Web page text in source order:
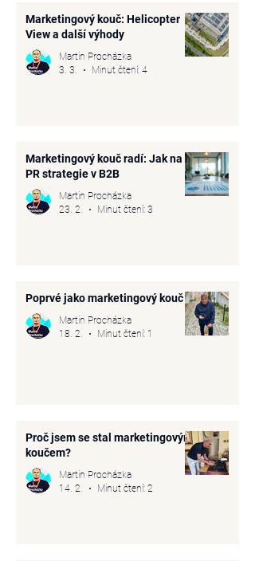
Marketingový kouč: Helicopter
View a další výhody
Martin Procházka
3. 3.
Minut čtení: 4
Marketingový kouč radí: Jak na
PR strategie v B2B
Martin Procházka
23. 2.
Minut čtení: 3
Poprvé jako marketingový kouč
Martin Procházka
18. 2.
Minut čtení: 1
Proč jsem se stal marketingovým
koučem?
Martin Procházka
14. 2.
Minut čtení: 2